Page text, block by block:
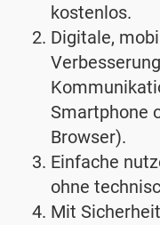
kostenlos.
Digitale,
Smartphone
Browser).
Einfache
ohne
Mit